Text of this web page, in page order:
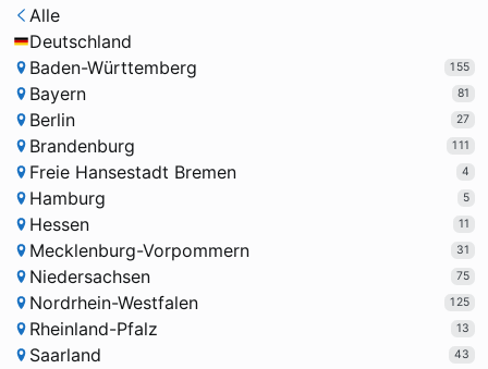
Alle
Deutschland
Baden-Württemberg
155
Bayern 81
Berlin 27
Brandenburg 111
Freie Hansestadt Bremen 4
Hamburg 5
Hessen 11
Mecklenburg-Vorpommern 31
Niedersachsen 75
Nordrhein-Westfalen 125
Rheinland-Pfalz 13
Saarland 43